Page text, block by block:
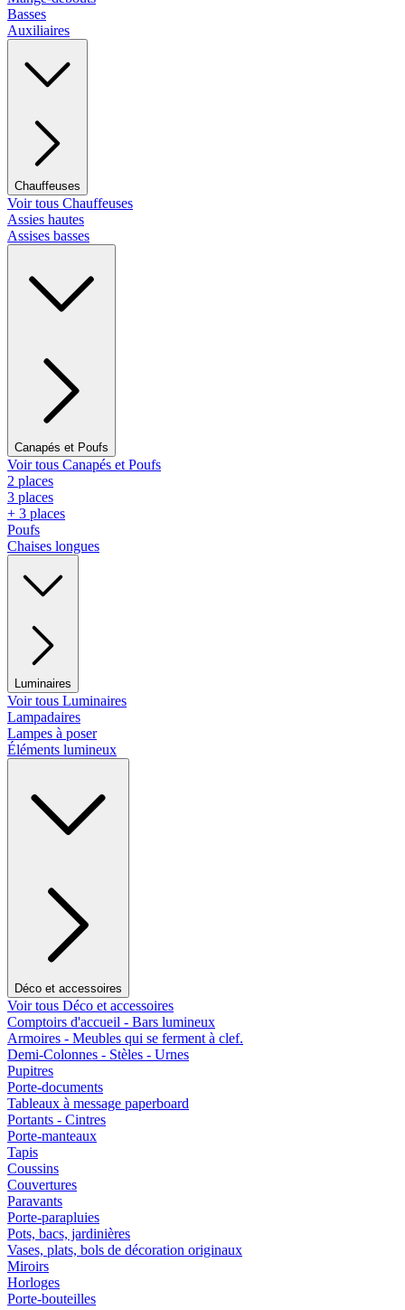
Basses
Auxiliaires
Chauffeuses
Voir tous Chauffeuses
Assies hautes
Assises basses
Canapés et Poufs
Voir tous Canapés et Poufs
2 places
3 places
+ 3 places
Poufs
Chaises longues
Luminaires
Voir tous Luminaires
Lampadaires
Lampes à poser
Éléments lumineux
Déco et accessoires
Voir tous Déco et accessoires
Comptoirs d'accueil - Bars lumineux
Armoires - Meubles qui se ferment à clef.
Demi-Colonnes - Stèles - Urnes
Pupitres
Porte-documents
Tableaux à message paperboard
Portants - Cintres
Porte-manteaux
Tapis
Coussins
Couvertures
Paravants
Porte-parapluies
Pots, bacs, jardinières
Vases, plats, bols de décoration originaux
Miroirs
Horloges
Porte-bouteilles